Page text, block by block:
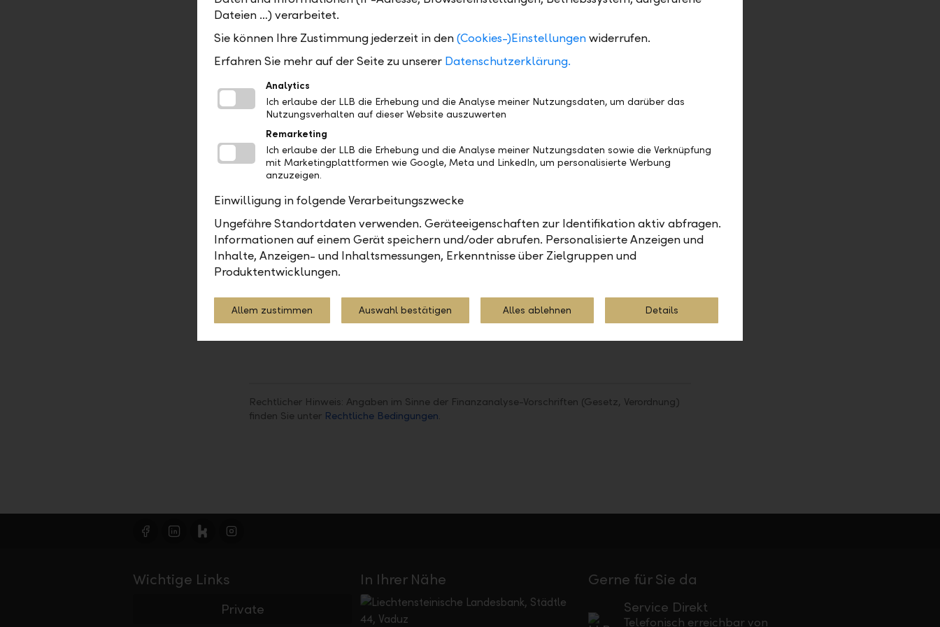
So sehr wir auch neue, innovative Geschäftsmodelle begrüssen, sind
insbesondere im IT-Bereich viele Firmen in einer rechtlichen Grauzone
tätig, durch die ein oder mehrere Stakeholder des Unternehmens massiv
benachteiligt werden. Investoren sind daher gut beraten, ein
Unternehmen aus mehreren Perspektiven zu beurteilen.
Asset Management Berichte Märkte
Teilen Drucken
Rechtlicher Hinweis: Angaben im Sinne der Finanzanalyse-Vorschriften (Gesetz, Verordnung)
finden Sie unter Rechtliche Bedingungen.
Gerne für Sie da
Service Direkt
Telefonisch erreichbar von
In Ihrer Nähe
Wichtige Links
Private
Dateien …) verarbeitet.
Sie können Ihre Zustimmung jederzeit in den(Cookies-)Einstellungenwiderrufen.
Erfahren Sie mehr auf der Seite zu unserer Datenschutzerklärung.
Analytics
Ich erlaube der LLB die Erhebung und die Analyse meiner Nutzungsdaten, um darüber das
Nutzungsverhalten auf dieser Website auszuwerten
Remarketing
Ich erlaube der LLB die Erhebung und die Analyse meiner Nutzungsdaten sowie die Verknüpfung
mit Marketingplattformen wie Google, Meta und LinkedIn, um personalisierte Werbung
anzuzeigen.
Einwilligung in folgende Verarbeitungszwecke
Ungefähre Standortdaten verwenden. Geräteeigenschaften zur Identifikation aktiv abfragen.
Informationen auf einem Gerät speichern und/oder abrufen. Personalisierte Anzeigen und
Inhalte, Anzeigen- und Inhaltsmessungen, Erkenntnisse über Zielgruppen und
Produktentwicklungen.
Allem zustimmen Auswahl bestätigen Alles ablehnen Details